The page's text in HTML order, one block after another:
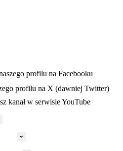
w nowej karcieprofilu na Facebooku
profilu na X (dawniej Twitter)
w nowej karcie
kanał w serwisie YouTube